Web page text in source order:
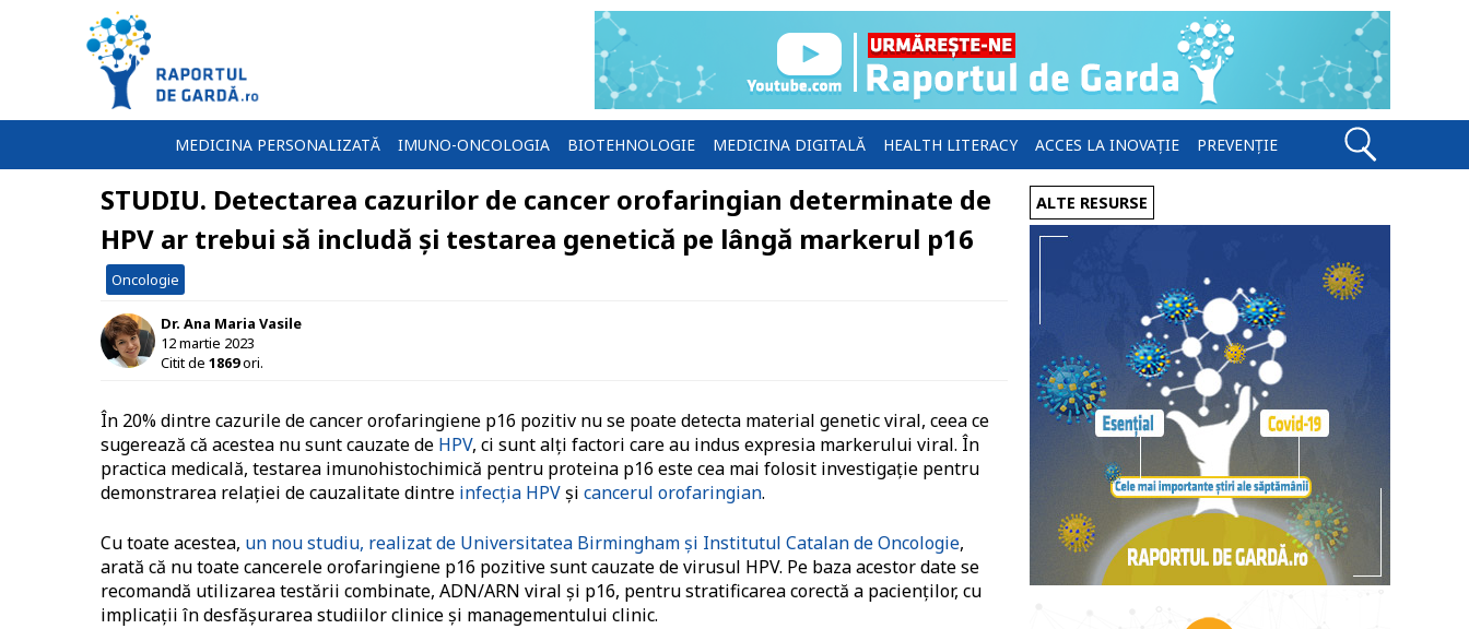
MEDICINA PERSONALIZATĂ IMUNO-ONCOLOGIA BIOTEHNOLOGIE MEDICINA DIGITALĂ HEALTH LITERACY ACCES LA INOVAȚIE PREVENȚIE
STUDIU. Detectarea cazurilor de cancer orofaringian determinate de
HPV ar trebui să includă și testarea genetică pe lângă markerul p16
Oncologie
Dr. Ana Maria Vasile
12 martie 2023
Citit de 1869ori.
În 20% dintre cazurile de cancer orofaringiene p16 pozitiv nu se poate detecta material genetic viral, ceea ce
sugerează că acestea nu sunt cauzate de HPV, ci sunt alți factori care au indus expresia markerului viral. În
practica medicală, testarea imunohistochimică pentru proteina p16 este cea mai folosit investigație pentru
demonstrarea relației de cauzalitate dintre infecția HPVși cancerul orofaringian.
Cu toate acestea, un nou studiu, realizat de Universitatea Birmingham și Institutul Catalan de Oncologie,
arată că nu toate cancerele orofaringiene p16 pozitive sunt cauzate de virusul HPV. Pe baza acestor date se
recomandă utilizarea testării combinate, ADN/ARN viral și p16, pentru stratificarea corectă a pacienților, cu
implicații în desfășurarea studiilor clinice și managementului clinic.
ALTE RESURSE